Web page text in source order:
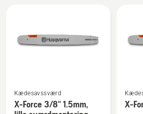
Se
flere
Kædesavssværd
X-Force 3/8" 1.5mm,
Se
flere
X-